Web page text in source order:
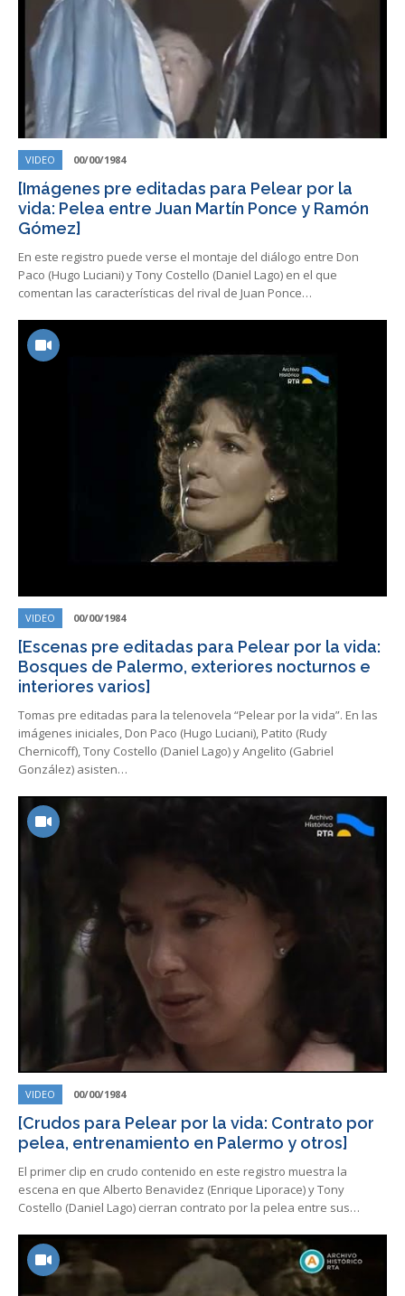
VIDEO 00/00/1984
[Imágenes pre editadas para Pelear por la
vida: Pelea entre Juan Martín Ponce y Ramón
Gómez]
En este registro puede verse el montaje del diálogo entre Don
Paco (Hugo Luciani) y Tony Costello (Daniel Lago) en el que
comentan las características del rival de Juan Ponce…
VIDEO 00/00/1984
[Escenas pre editadas para Pelear por la vida:
Bosques de Palermo, exteriores nocturnos e
interiores varios]
Tomas pre editadas para la telenovela “Pelear por la vida”. En las
imágenes iniciales, Don Paco (Hugo Luciani), Patito (Rudy
Chernicoff), Tony Costello (Daniel Lago) y Angelito (Gabriel
González) asisten…
VIDEO 00/00/1984
[Crudos para Pelear por la vida: Contrato por
pelea, entrenamiento en Palermo y otros]
El primer clip en crudo contenido en este registro muestra la
escena en que Alberto Benavidez (Enrique Liporace) y Tony
Costello (Daniel Lago) cierran contrato por la pelea entre sus…